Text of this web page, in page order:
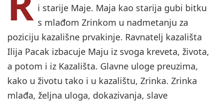
i starije Maje. Maja kao starija gubi bitku
s mlađom Zrinkom u nadmetanju za
poziciju kazališne prvakinje. Ravnatelj kazališta
Ilija Pacak izbacuje Maju iz svoga kreveta, života,
a potom i iz Kazališta. Glavne uloge preuzima,
kako u životu tako i u kazalištu, Zrinka. Zrinka
mlađa, željna uloga, dokazivanja, slave